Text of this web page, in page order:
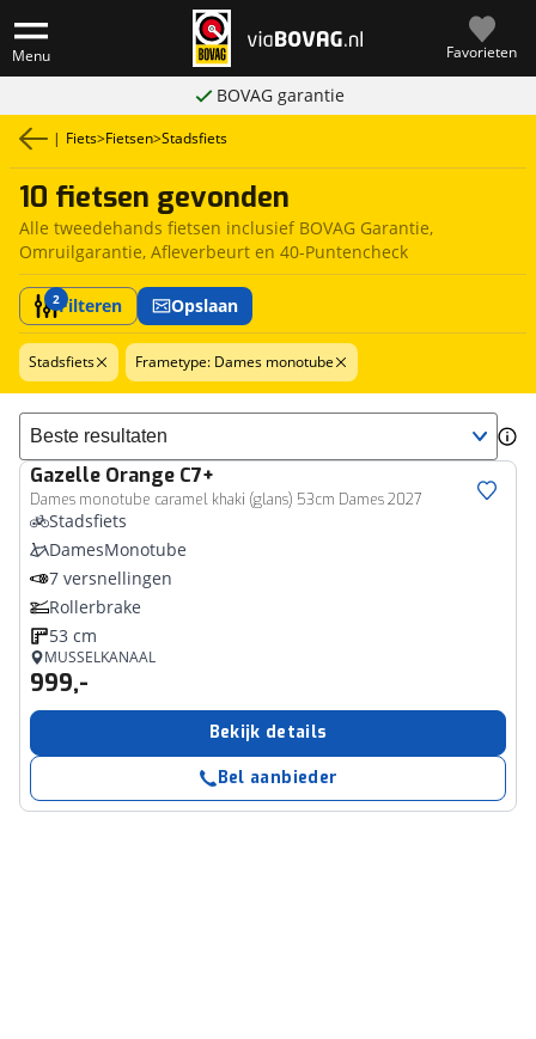
Menu Favorieten
BOVAG garantie
| Fiets>Fietsen>Stadsfiets
10 fietsen gevonden
Alle tweedehands fietsen inclusief BOVAG Garantie,
Omruilgarantie, Afleverbeurt en 40-Puntencheck
2Filteren Opslaan
Stadsfiets Frametype: Dames monotube
Sorteer resultaten
Gazelle Orange C7+
Dames monotube caramel khaki (glans) 53cm Dames 2027
Stadsfiets
DamesMonotube
7 versnellingen
Rollerbrake
53 cm
MUSSELKANAAL
999,-
Bekijk details
Bel aanbieder